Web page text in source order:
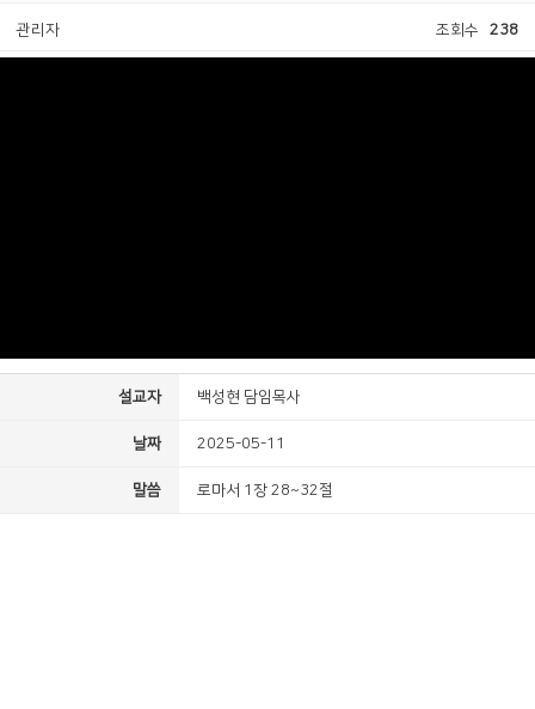
관리자 조회수 238
설교자 백성현 담임목사
날짜 2025-05-11
말씀 로마서 1장 28~32절